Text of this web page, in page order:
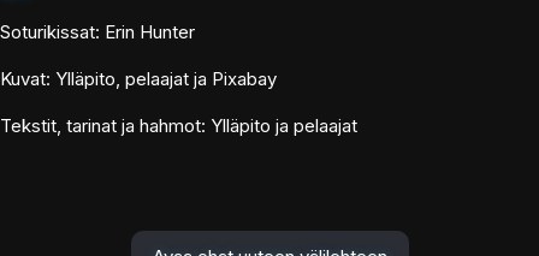
Soturikissat: Erin Hunter
Kuvat: Ylläpito, pelaajat ja Pixabay
Tekstit, tarinat ja hahmot: Ylläpito ja pelaajat